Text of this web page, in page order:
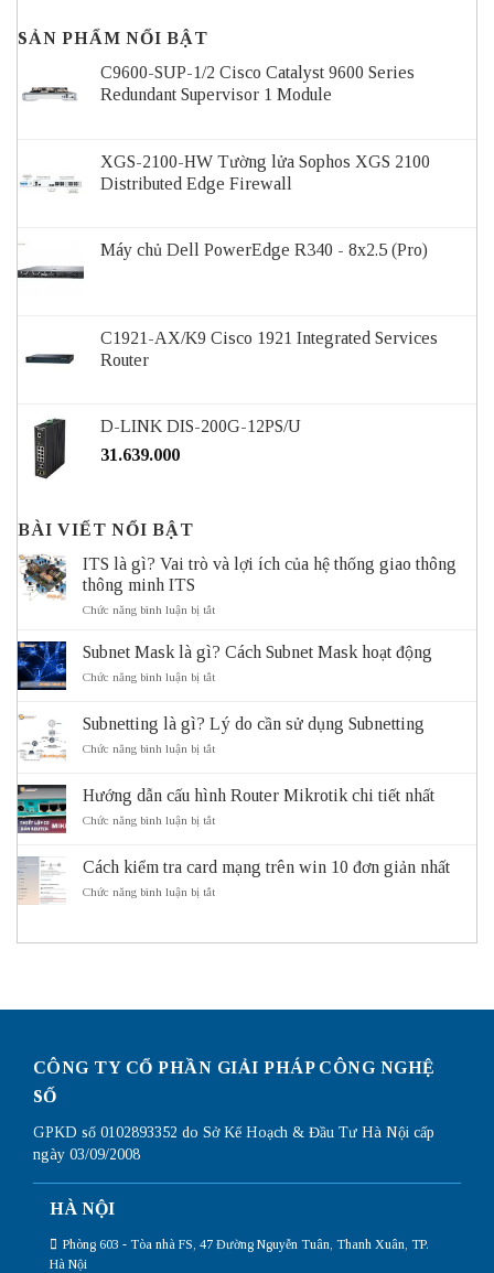
SẢN PHẨM NỔI BẬT
C9600-SUP-1/2 Cisco Catalyst 9600 Series
Redundant Supervisor 1 Module
XGS-2100-HW Tường lửa Sophos XGS 2100
Distributed Edge Firewall
Máy chủ Dell PowerEdge R340 - 8x2.5 (Pro)
C1921-AX/K9 Cisco 1921 Integrated Services
Router
D-LINK DIS-200G-12PS/U
31.639.000
BÀI VIẾT NỔI BẬT
ITS là gì? Vai trò và lợi ích của hệ thống giao thông
thông minh ITS
Chức năng bình luận bị tắtở
gì?
Vai
lợi
của
thống
thông
ITS
Subnet Mask là gì? Cách Subnet Mask hoạt động
Chức năng bình luận bị tắtở
là
Mask
động
Subnetting là gì? Lý do cần sử dụng Subnetting
Chức năng bình luận bị tắtở
gì?
sử
dụng
Subnetting
Hướng dẫn cấu hình Router Mikrotik chi tiết nhất
Chức năng bình luận bị tắtở
cấu
Cách kiểm tra card mạng trên win 10 đơn giản nhất
Chức năng bình luận bị tắtở
tra
nhất
CÔNG TY CỔ PHẦN GIẢI PHÁP CÔNG NGHỆ
SỐ
GPKD số 0102893352 do Sở Kế Hoạch & Đầu Tư Hà Nội cấp
ngày 03/09/2008
HÀ NỘI
Phòng 603 - Tòa nhà FS, 47 Đường Nguyễn Tuân, Thanh Xuân, TP.
Hà Nội